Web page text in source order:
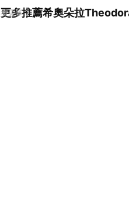
更多推薦希奧朵拉
看更多